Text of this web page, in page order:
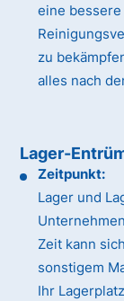
eine
zu
alles nach
Lager-
Zeitpunkt:
Lager und
Zeit kann
sonstigem
Ihr